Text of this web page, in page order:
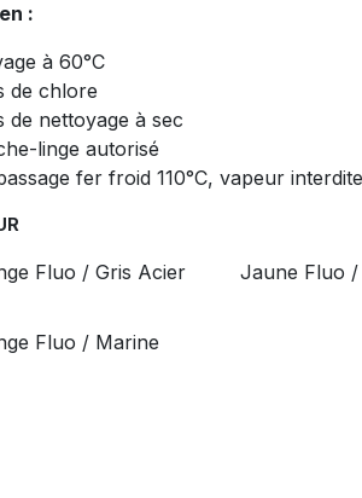
:
à 60°C
de chlore
de nettoyage à sec
linge autorisé
fer froid 110°C, vapeur interdite
Fluo / Gris Acier Jaune Fluo /
Fluo / Marine